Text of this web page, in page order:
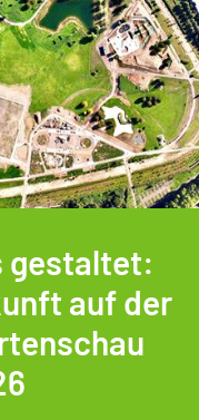
gestaltet:
auf der